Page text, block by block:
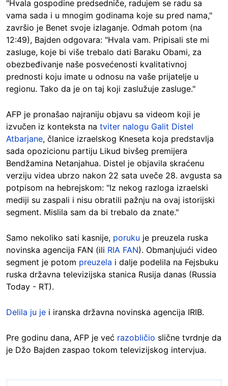
"Hvala gospodine predsedniče, radujem se radu sa
vama sada i u mnogim godinama koje su pred nama,"
završio je Benet svoje izlaganje. Odmah potom (na
12:49), Bajden odgovara: "Hvala vam. Pripisali ste mi
zasluge, koje bi više trebalo dati Baraku Obami, za
obezbeđivanje naše posvećenosti kvalitativnoj
prednosti koju imate u odnosu na vaše prijatelje u
regionu. Tako da je on taj koji zaslužuje zasluge."
AFP je pronašao najraniju objavu sa videom koji je
izvučen iz konteksta na tviter nalogu Galit Distel
Atbarjane, članice izraelskog Kneseta koja predstavlja
sada opozicionu partiju Likud bivšeg premijera
Bendžamina Netanjahua. Distel je objavila skraćenu
verziju videa ubrzo nakon 22 sata uveče 28. avgusta sa
potpisom na hebrejskom: "Iz nekog razloga izraelski
mediji su zaspali i nisu obratili pažnju na ovaj istorijski
segment. Mislila sam da bi trebalo da znate."
Samo nekoliko sati kasnije, poruku je preuzela ruska
novinska agencija FAN (ili RIA FAN). Obmanjujući video
segment je potom preuzela i dalje podelila na Fejsbuku
ruska državna televizijska stanica Rusija danas (Russia
Today - RT).
Delila ju je i iranska državna novinska agencija IRIB.
Pre godinu dana, AFP je već razobličio slične tvrdnje da
je Džo Bajden zaspao tokom televizijskog intervjua.